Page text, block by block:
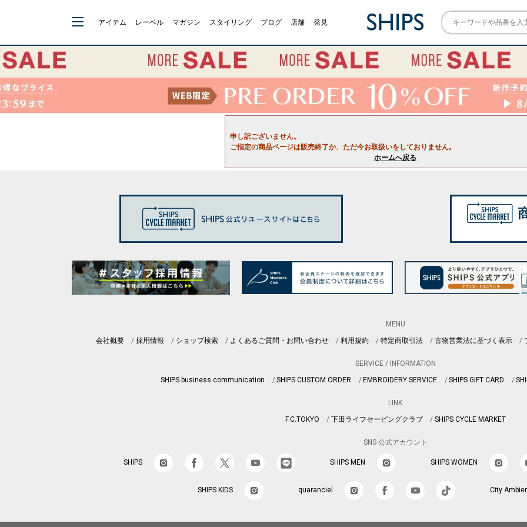
アイテム レーベル マガジン スタイリング ブログ 店舗 発見
申し訳ございません。
ご指定の商品ページは販売終了か、ただ今お取扱いをしておりません。
ホームへ戻る
MENU
会社概要
採用情報 ショップ検索 よくあるご質問・お問い合わせ 利用規約 特定商取引法 古物営業法に基づく表示
SERVICE / INFORMATION
SHIPS business communication
SHIPS CUSTOM ORDER EMBROIDERY SERVICE SHIPS GIFT CARD
LINK
F.C.TOKYO
下田ライフセービングクラブ SHIPS CYCLE MARKET
SNS 公式アカウント
SHIPS SHIPS MEN SHIPS WOMEN
SHIPS KIDS quaranciel City